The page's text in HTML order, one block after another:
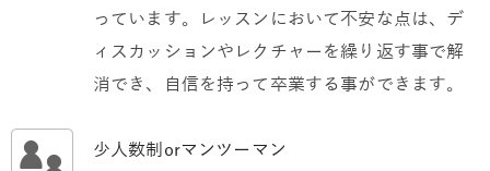
っています。レッスンにおいて不安な点は、デ
ィスカッションやレクチャーを繰り返す事で解
消でき、自信を持って卒業する事ができます。
少人数制orマンツーマン